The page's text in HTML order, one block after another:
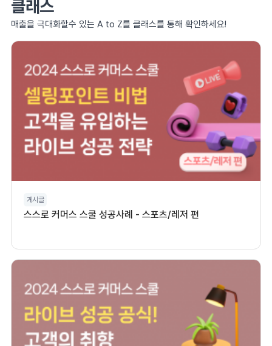
클래스
매출을 극대화할수 있는 A to Z를 클래스를 통해 확인하세요!
게시글
스스로 커머스 스쿨 성공사례 - 스포츠/레저 편